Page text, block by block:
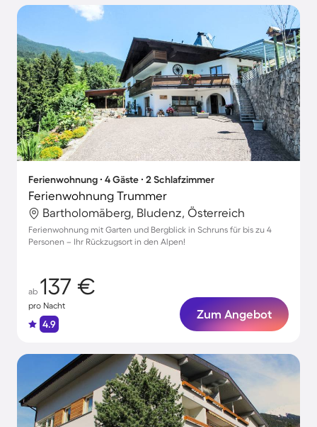
Ferienwohnung ∙ 4 Gäste ∙ 2 Schlafzimmer
Ferienwohnung Trummer
Bartholomäberg, Bludenz, Österreich
Ferienwohnung mit Garten und Bergblick in Schruns für bis zu 4
Personen – Ihr Rückzugsort in den Alpen!
ab 137 €
pro Nacht
4.9
Zum Angebot